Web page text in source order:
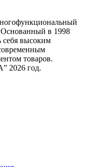
в 1998
себя высоким
товаров.
2026 год.